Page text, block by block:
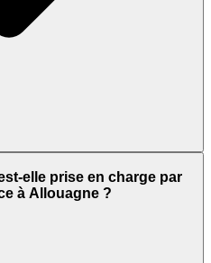
elle prise en charge par
à Allouagne ?